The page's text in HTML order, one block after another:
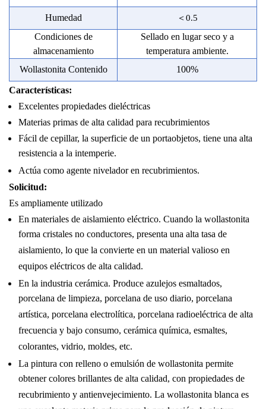
Humedad ＜0.5
Condiciones de
almacenamiento
Sellado en lugar seco y a
temperatura ambiente.
Wollastonita Contenido 100%
Características:
Excelentes propiedades dieléctricas
Materias primas de alta calidad para recubrimientos
Fácil de cepillar, la superficie de un portaobjetos, tiene una alta
resistencia a la intemperie.
Actúa como agente nivelador en recubrimientos.
Solicitud:
Es ampliamente utilizado
En materiales de aislamiento eléctrico. Cuando la wollastonita
forma cristales no conductores, presenta una alta tasa de
aislamiento, lo que la convierte en un material valioso en
equipos eléctricos de alta calidad.
En la industria cerámica. Produce azulejos esmaltados,
porcelana de limpieza, porcelana de uso diario, porcelana
artística, porcelana electrolítica, porcelana radioeléctrica de alta
frecuencia y bajo consumo, cerámica química, esmaltes,
colorantes, vidrio, moldes, etc.
La pintura con relleno o emulsión de wollastonita permite
obtener colores brillantes de alta calidad, con propiedades de
recubrimiento y antienvejecimiento. La wollastonita blanca es